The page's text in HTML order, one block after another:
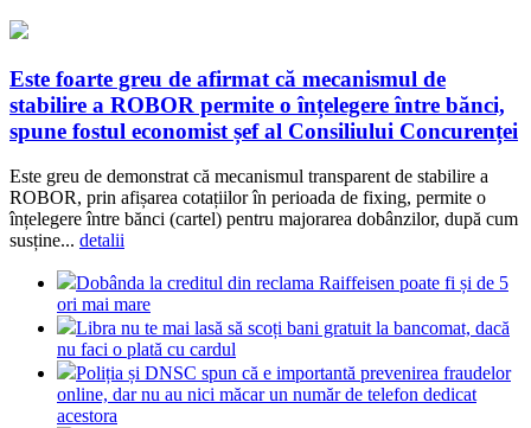
Este foarte greu de afirmat că mecanismul de
stabilire a ROBOR permite o înțelegere între bănci,
spune fostul economist șef al Consiliului Concurenței
Este greu de demonstrat că mecanismul transparent de stabilire a
ROBOR, prin afișarea cotațiilor în perioada de fixing, permite o
înțelegere între bănci (cartel) pentru majorarea dobânzilor, după cum
susține... detalii
Dobânda la creditul din reclama Raiffeisen poate fi și de 5
ori mai mare
Libra nu te mai lasă să scoți bani gratuit la bancomat, dacă
nu faci o plată cu cardul
Poliția și DNSC spun că e importantă prevenirea fraudelor
online, dar nu au nici măcar un număr de telefon dedicat
acestora